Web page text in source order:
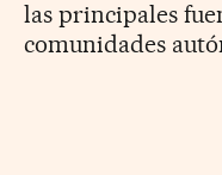
las principales
comunidades